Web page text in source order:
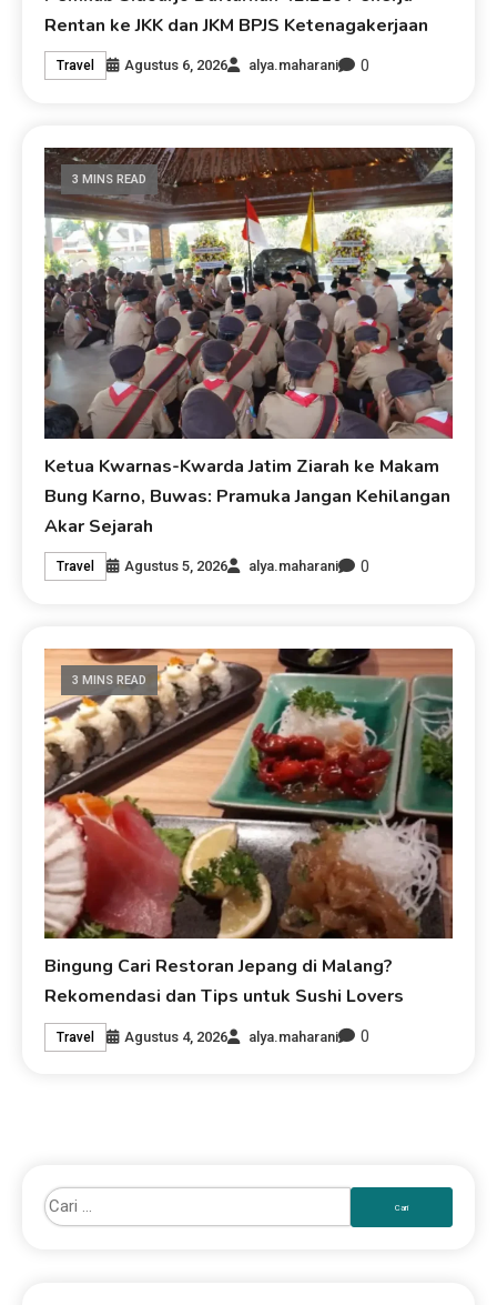
Rentan ke JKK dan JKM BPJS Ketenagakerjaan
Travel Agustus 6, 2026 alya.maharani 0
3 MINS READ
Ketua Kwarnas-Kwarda Jatim Ziarah ke Makam
Bung Karno, Buwas: Pramuka Jangan Kehilangan
Akar Sejarah
Travel Agustus 5, 2026 alya.maharani 0
3 MINS READ
Bingung Cari Restoran Jepang di Malang?
Rekomendasi dan Tips untuk Sushi Lovers
Travel Agustus 4, 2026 alya.maharani 0